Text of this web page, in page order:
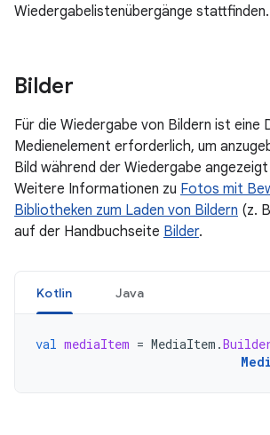
Wiedergabelistenübergänge stattfinden.
Bilder
Für die Wiedergabe von Bildern ist eine
Medienelement erforderlich, um
Bild während der Wiedergabe
Weitere Informationen zu Fotos mit
Bibliotheken zum Laden von Bildern (z.
auf der Handbuchseite Bilder.
Kotlin Java
val mediaItem = MediaItem .